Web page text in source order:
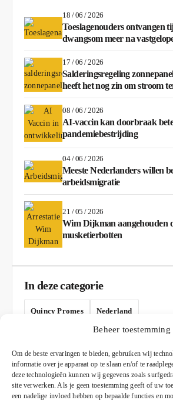
Beheer toestemming
Om de beste ervaringen te bieden, gebruiken wij
informatie over je apparaat op te slaan en/of te
deze technologieën kunnen wij gegevens zoals
site verwerken. Als je geen toestemming geeft of uw
een nadelige invloed hebben op bepaalde functies en
18 / 06 / 2026
Toeslagenouders ontvangen
dwangsom meer na
17 / 06 / 2026
Salderingsregeling
heeft het nog zin om stroom
08 / 06 / 2026
AI-vaccin kan doorbraak
pandemiebestrijding
04 / 06 / 2026
Meeste Nederlanders willen
arbeidsmigratie
21 / 05 / 2026
Wim Dijkman aangehouden
musketierbotten
In deze categorie
Quincy Promes Nederland